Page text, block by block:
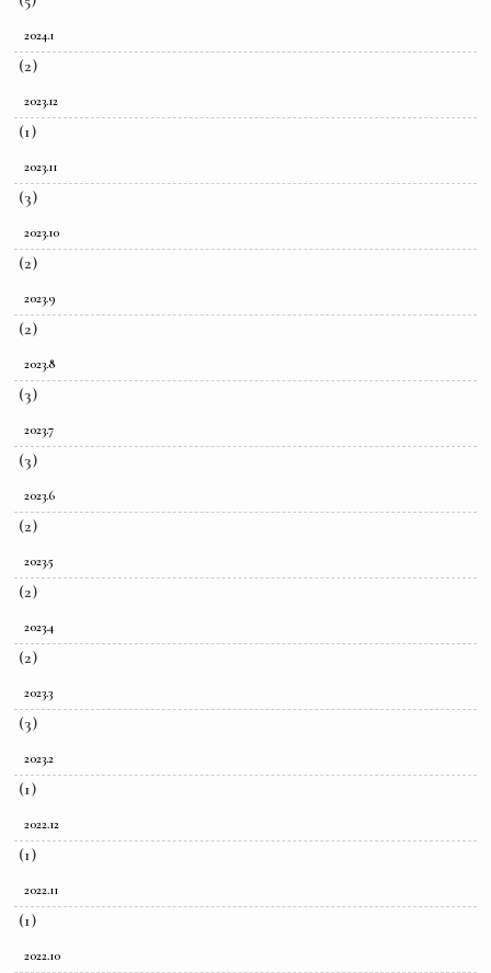
2024.1
(2)
2023.12
(1)
2023.11
(3)
2023.10
(2)
2023.9
(2)
2023.8
(3)
2023.7
(3)
2023.6
(2)
2023.5
(2)
2023.4
(2)
2023.3
(3)
2023.2
(1)
2022.12
(1)
2022.11
(1)
2022.10